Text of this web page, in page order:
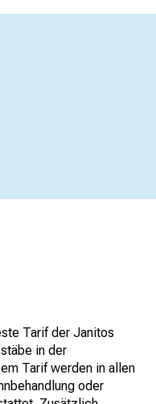
Tarif der Janitos
in der
Tarif werden in allen
oder